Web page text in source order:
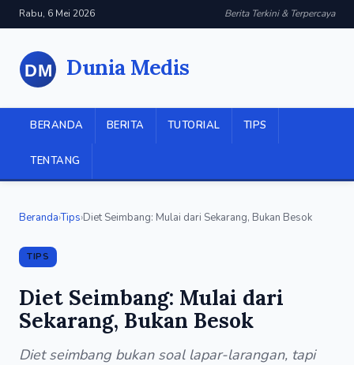
Rabu, 6 Mei 2026 Berita Terkini & Terpercaya
Dunia Medis
BERANDA BERITA TUTORIAL TIPS
TENTANG
Beranda›Tips›Diet Seimbang: Mulai dari Sekarang, Bukan Besok
TIPS
Diet Seimbang: Mulai dari
Sekarang, Bukan Besok
Diet seimbang bukan soal lapar-larangan, tapi